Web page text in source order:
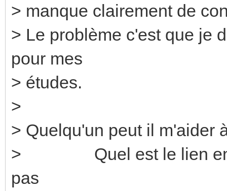
> manque clairement de
> Le problème c'est que je
pour mes
> études.
>
> Quelqu'un peut il m'aider
> Quel est le lien entre
pas